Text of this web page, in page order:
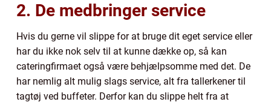
2. De medbringer service
Hvis du gerne vil slippe for at bruge dit eget service eller
har du ikke nok selv til at kunne dække op, så kan
cateringfirmaet også være behjælpsomme med det. De
har nemlig alt mulig slags service, alt fra tallerkener til
tagtøj ved buffeter. Derfor kan du slippe helt fra at